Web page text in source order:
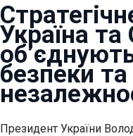
Україна та
безпеки
Президент України